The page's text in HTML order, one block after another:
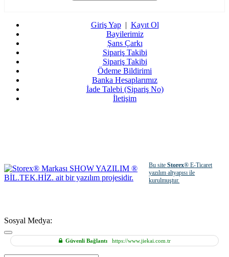
Giriş Yap| Kayıt Ol
Bayilerimiz
Şans Çarkı
Sipariş Takibi
Sipariş Takibi
Ödeme Bildirimi
Banka Hesaplarımız
İade Talebi (Sipariş No)
İletişim
Bu siteStorex® E-Ticaret
yazılım altyapısı ile
kurulmuştur.
Sosyal Medya:
Güvenli Bağlantıhttps://www.jiekai.com.tr